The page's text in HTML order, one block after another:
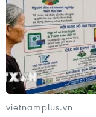
vietnamplus.vn